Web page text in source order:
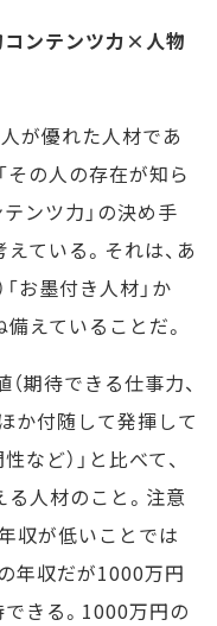
コンテンツ力×人物
が優れた人材であ
その人の存在が知ら
ンツ力」の決め手
ている。それは、あ
「お墨付き人材」か
えていることだ。
期待できる仕事力、
か付随して発揮して
ど）」と比べて、
る人材のこと。注意
収が低いことでは
年収だが1000万円
きる。1000万円の